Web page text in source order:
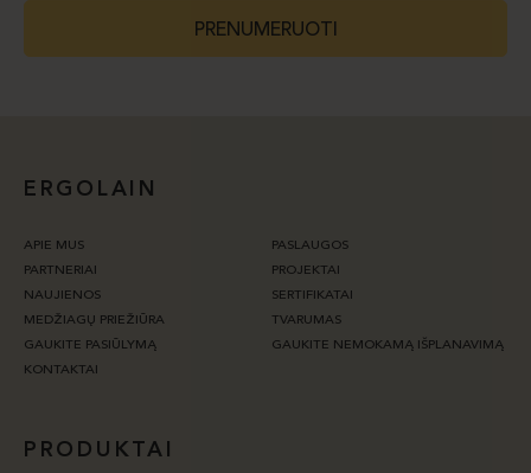
PRENUMERUOTI
ERGOLAIN
APIE MUS
PASLAUGOS
PARTNERIAI
PROJEKTAI
NAUJIENOS
SERTIFIKATAI
MEDŽIAGŲ PRIEŽIŪRA
TVARUMAS
GAUKITE PASIŪLYMĄ
GAUKITE NEMOKAMĄ IŠPLANAVIMĄ
KONTAKTAI
PRODUKTAI